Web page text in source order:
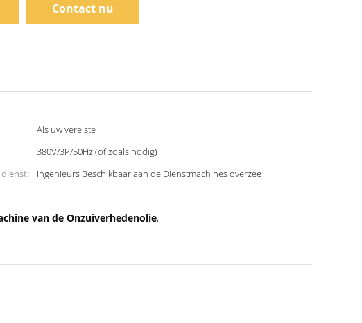
Contact nu
Als uw vereiste
380V/3P/50Hz (of zoals nodig)
Ingenieurs Beschikbaar aan de Dienstmachines overzee
van de Onzuiverhedenolie,